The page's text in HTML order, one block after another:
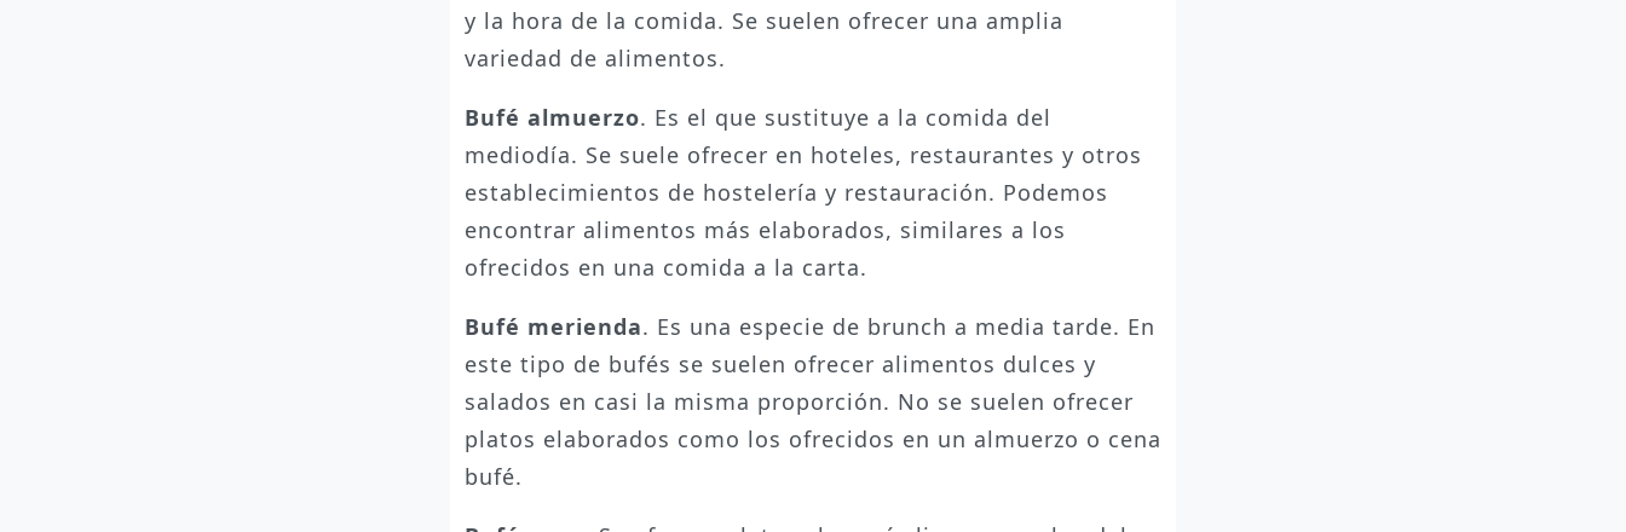
y la hora de la comida. Se suelen ofrecer una amplia
variedad de alimentos.
Bufé almuerzo. Es el que sustituye a la comida del
mediodía. Se suele ofrecer en hoteles, restaurantes y otros
establecimientos de hostelería y restauración. Podemos
encontrar alimentos más elaborados, similares a los
ofrecidos en una comida a la carta.
Bufé merienda. Es una especie de brunch a media tarde. En
este tipo de bufés se suelen ofrecer alimentos dulces y
salados en casi la misma proporción. No se suelen ofrecer
platos elaborados como los ofrecidos en un almuerzo o cena
bufé.